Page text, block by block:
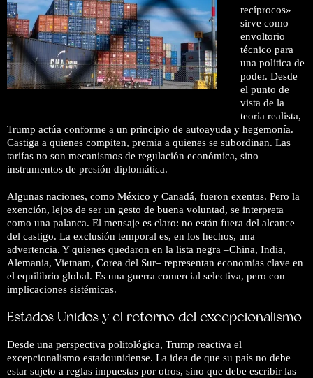
recíprocos»
sirve como
envoltorio
técnico para
una política de
poder. Desde
el punto de
vista de la
teoría realista,
Trump actúa conforme a un principio de autoayuda y hegemonía.
Castiga a quienes compiten, premia a quienes se subordinan. Las
tarifas no son mecanismos de regulación económica, sino
instrumentos de presión diplomática.
Algunas naciones, como México y Canadá, fueron exentas. Pero la
exención, lejos de ser un gesto de buena voluntad, se interpreta
como una palanca. El mensaje es claro: no están fuera del alcance
del castigo. La exclusión temporal es, en los hechos, una
advertencia. Y quienes quedaron en la lista negra –China, India,
Alemania, Vietnam, Corea del Sur– representan economías clave en
el equilibrio global. Es una guerra comercial selectiva, pero con
implicaciones sistémicas.
Estados Unidos y el retorno del excepcionalismo
Desde una perspectiva politológica, Trump reactiva el
excepcionalismo estadounidense. La idea de que su país no debe
estar sujeto a reglas impuestas por otros, sino que debe escribir las